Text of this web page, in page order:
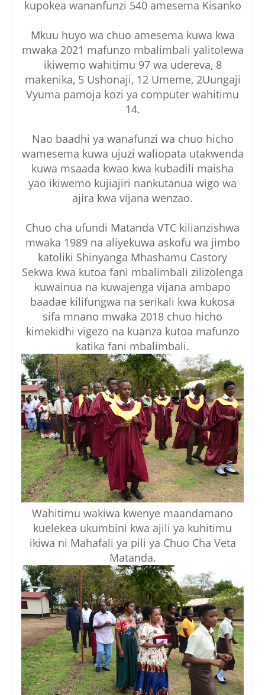
kupokea wananfunzi 540 amesema Kisanko
Mkuu huyo wa chuo amesema kuwa kwa
mwaka 2021 mafunzo mbalimbali yalitolewa
ikiwemo wahitimu 97 wa udereva, 8
makenika, 5 Ushonaji, 12 Umeme, 2Uungaji
Vyuma pamoja kozi ya computer wahitimu
14.
Nao baadhi ya wanafunzi wa chuo hicho
wamesema kuwa ujuzi waliopata utakwenda
kuwa msaada kwao kwa kubadili maisha
yao ikiwemo kujiajiri nankutanua wigo wa
ajira kwa vijana wenzao.
Chuo cha ufundi Matanda VTC kilianzishwa
mwaka 1989 na aliyekuwa askofu wa jimbo
katoliki Shinyanga Mhashamu Castory
Sekwa kwa kutoa fani mbalimbali zilizolenga
kuwainua na kuwajenga vijana ambapo
baadae kilifungwa na serikali kwa kukosa
sifa mnano mwaka 2018 chuo hicho
kimekidhi vigezo na kuanza kutoa mafunzo
katika fani mbalimbali.
Wahitimu wakiwa kwenye maandamano
kuelekea ukumbini kwa ajili ya kuhitimu
ikiwa ni Mahafali ya pili ya Chuo Cha Veta
Matanda.